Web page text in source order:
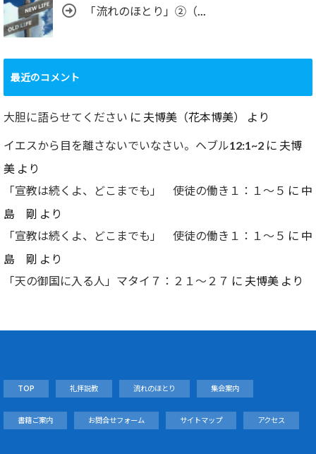
「流れのほとり」②（...
最近のコメント
大胆に語らせてください に 夫博美（花本博美） より
イエスから目を離さないでいなさい。ヘブル12:1~2 に 夫博
美 より
「宣教は続くよ、どこまでも」 使徒の働き１：１～５ に 中
島 剛 より
「宣教は続くよ、どこまでも」 使徒の働き１：１～５ に 中
島 剛 より
「天の御国に入る人」マタイ７：２１～２７ に 夫博美 より
TOP 礼拝説教 流れのほとり 集会案内
書籍ご案内 お問合せフォーム サイトマップ アクセス